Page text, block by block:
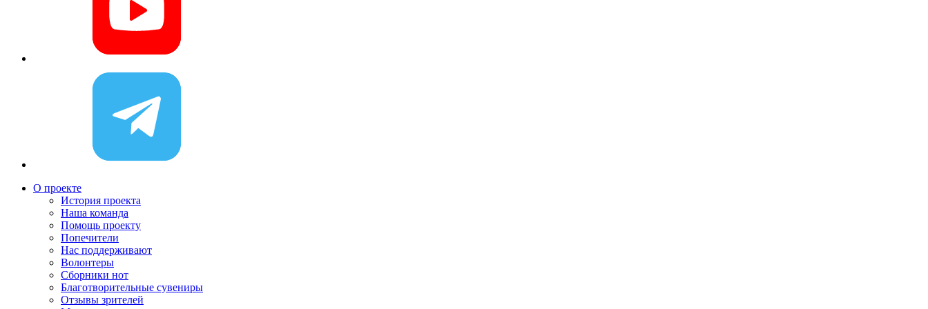
О проекте
История проекта
Наша команда
Помощь проекту
Попечители
Нас поддерживают
Волонтеры
Сборники нот
Благотворительные сувениры
Отзывы зрителей